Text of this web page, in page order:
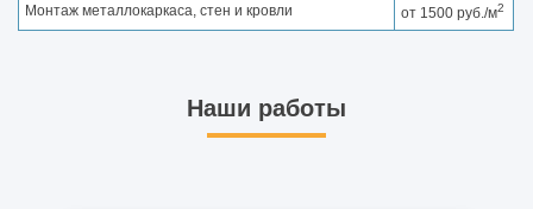
Монтаж металлокаркаса, стен и кровли от 1500 руб./м2
Наши работы